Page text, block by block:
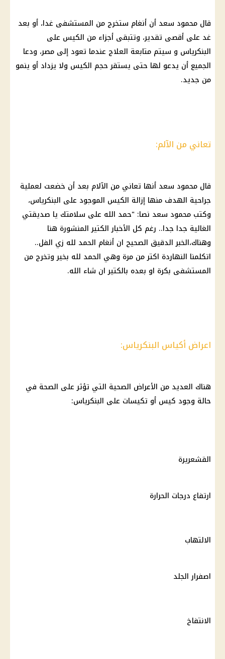
قال محمود سعد أن أنغام ستخرج من المستشفى غدا، أو بعد
غد على أقصى تقدير، وتتبقى أجزاء من الكيس على
البنكرياس و سيتم متابعة العلاج عندما تعود إلى مصر، ودعا
الجميع أن يدعو لها حتى يستقر حجم الكيس ولا يزداد أو ينمو
من جديد.
تعاني من الآلم:
قال محمود سعد أنها تعاني من الآلام بعد أن خضعت لعملية
جراحية الهدف منها إزالة الكيس الموجود على البنكرياس،
وكتب محمود سعد نصا: "حمد الله على سلامتك يا صديقتي
الغالية جدا جدا.. رغم كل الأخبار الكتير المنشورة هنا
وهناك،الخبر الدقيق الصحيح ان أنغام الحمد لله زي الفل..
اتكلمنا النهاردة اكتر من مرة وهي الحمد لله بخير وتخرج من
المستشفى بكرة او بعده بالكتير ان شاء الله.
اعراض أكياس البنكرياس:
هناك العديد من الأعراض الصحية التي تؤثر على الصحة في
حالة وجود كيس أو تكيسات على البنكرياس:
القشعريرة
ارتفاع درجات الحرارة
الالتهاب
اصفرار الجلد
الانتفاخ